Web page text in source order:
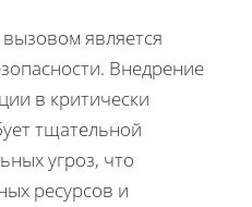
является
Внедрение
в критически
тщательной
угроз, что
ресурсов и